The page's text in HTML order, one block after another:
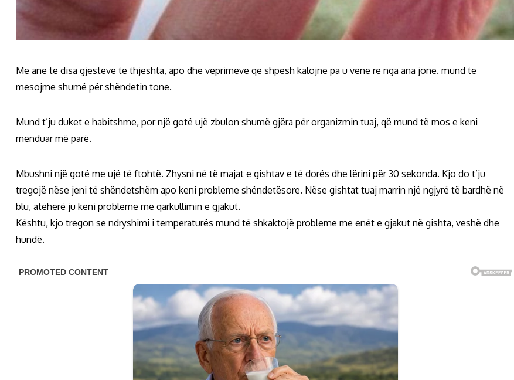
Me ane te disa gjesteve te thjeshta, apo dhe veprimeve qe shpesh kalojne pa u vene re nga ana jone. mund te
mesojme shumë për shëndetin tone.
Mund t’ju duket e habitshme, por një gotë ujë zbulon shumë gjëra për organizmin tuaj, që mund të mos e keni
menduar më parë.
Mbushni një gotë me ujë të ftohtë. Zhysni në të majat e gishtav e të dorës dhe lërini për 30 sekonda. Kjo do t’ju
tregojë nëse jeni të shëndetshëm apo keni probleme shëndetësore. Nëse gishtat tuaj marrin një ngjyrë të bardhë në
blu, atëherë ju keni probleme me qarkullimin e gjakut.
Kështu, kjo tregon se ndryshimi i temperaturës mund të shkaktojë probleme me enët e gjakut në gishta, veshë dhe
hundë.